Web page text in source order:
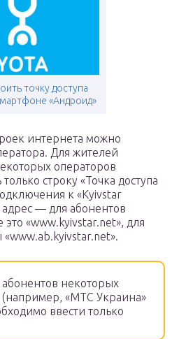
точку доступа
«Андроид»
интернета можно
Для жителей
операторов
строку «Точка доступа
к «Kyivstar
адрес — для абонентов
«www.kyivstar.net», для
абонентов некоторых
(например, «МТС Украина»
ввести только